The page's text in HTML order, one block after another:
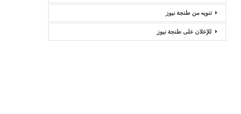
تنويه من طنجة نيوز
للإعلان على طنجة نيوز